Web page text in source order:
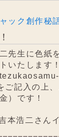
ャック創作
先生に色
いたします！
記入の上
）です！
本浩二さん